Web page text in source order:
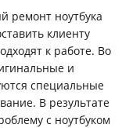
ремонт ноутбука
клиенту
к работе. Во
и
специальные
В результате
с ноутбуком